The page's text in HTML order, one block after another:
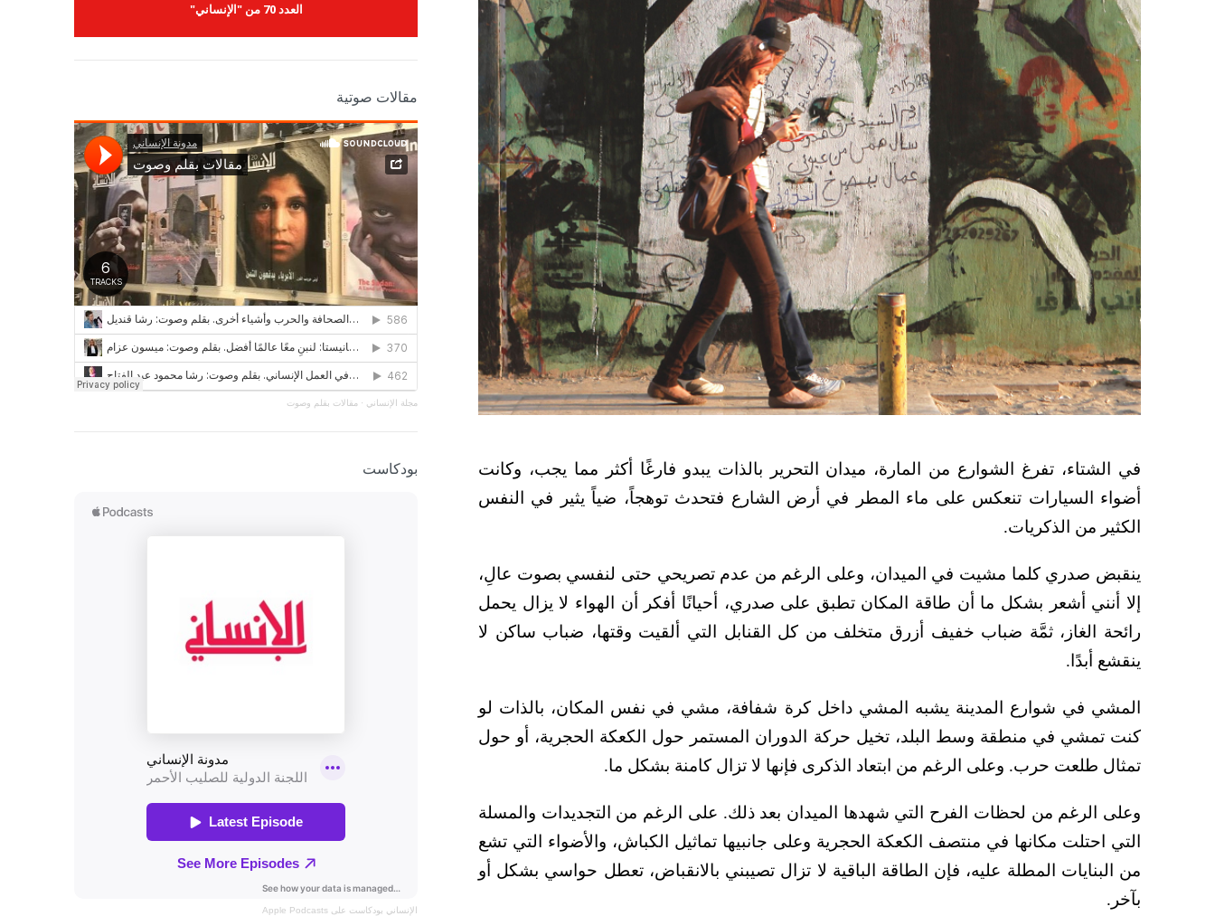
في الشتاء، تفرغ الشوارع من المارة، ميدان التحرير بالذات يبدو فارغًا أكثر مما يجب، وكانت
أضواء السيارات تنعكس على ماء المطر في أرض الشارع فتحدث توهجاً، ضياً يثير في النفس
الكثير من الذكريات.
ينقبض صدري كلما مشيت في الميدان، وعلى الرغم من عدم تصريحي حتى لنفسي بصوت عالِ،
إلا أنني أشعر بشكل ما أن طاقة المكان تطبق على صدري، أحيانًا أفكر أن الهواء لا يزال يحمل
رائحة الغاز، ثمَّة ضباب خفيف أزرق متخلف من كل القنابل التي ألقيت وقتها، ضباب ساكن لا
ينقشع أبدًا.
المشي في شوارع المدينة يشبه المشي داخل كرة شفافة، مشي في نفس المكان، بالذات لو
كنت تمشي في منطقة وسط البلد، تخيل حركة الدوران المستمر حول الكعكة الحجرية، أو حول
تمثال طلعت حرب. وعلى الرغم من ابتعاد الذكرى فإنها لا تزال كامنة بشكل ما.
وعلى الرغم من لحظات الفرح التي شهدها الميدان بعد ذلك. على الرغم من التجديدات والمسلة
التي احتلت مكانها في منتصف الكعكة الحجرية وعلى جانبيها تماثيل الكباش، والأضواء التي تشع
من البنايات المطلة عليه، فإن الطاقة الباقية لا تزال تصيبني بالانقباض، تعطل حواسي بشكل أو
بآخر.
العدد 70 من "الإنساني"
مقالات صوتية
مجلة الإنساني · مقالات بقلم وصوت
بودكاست
الإنساني بودكاست على Apple Podcasts